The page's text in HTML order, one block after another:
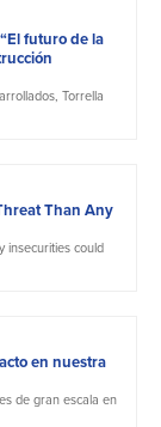
futuro de la
Torrella
Than Any
insecurities could
en nuestra
de gran escala en